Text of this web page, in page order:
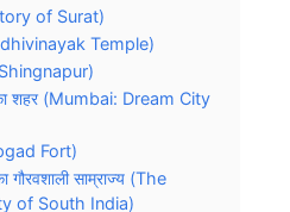
of Surat)
Temple)
Shingnapur)
शहर (Mumbai: Dream City
Fort)
गौरवशाली साम्राज्य (The
of South India)